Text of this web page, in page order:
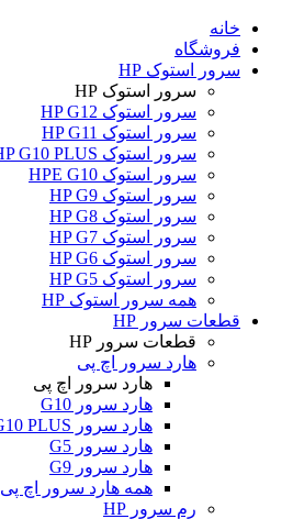
خانه
فروشگاه
سرور استوک HP
سرور استوک HP
سرور استوک HP G12
سرور استوک HP G11
سرور استوک HP G10 PLUS
سرور استوک HPE G10
سرور استوک HP G9
سرور استوک HP G8
سرور استوک HP G7
سرور استوک HP G6
سرور استوک HP G5
همه سرور استوک HP
قطعات سرور HP
قطعات سرور HP
هارد سرور اچ پی
هارد سرور اچ پی
هارد سرور G10
هارد سرور G10 PLUS
هارد سرور G5
هارد سرور G9
همه هارد سرور اچ پی
رم سرور HP